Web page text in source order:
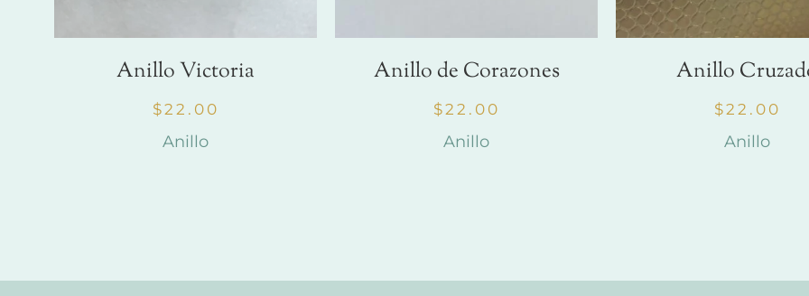
Anillo Victoria
$22.00
Anillo
Anillo de Corazones
$22.00
Anillo
Anillo
$22.00
Anillo